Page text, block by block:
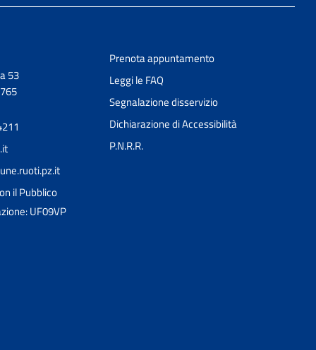
53
il Pubblico
UF09VP
Prenota appuntamento
Leggi le FAQ
Segnalazione disservizio
Dichiarazione di Accessibilità
P.N.R.R.